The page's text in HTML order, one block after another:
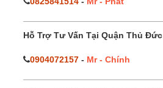
Hỗ Trợ Tư Vấn Tại Quận Thủ Đức
0904072157 - Mr - Chính